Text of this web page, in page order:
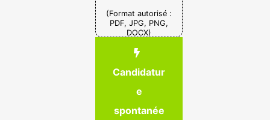
(Format autorisé :
PDF, JPG, PNG,
DOCX)
Candidatur
e
spontanée